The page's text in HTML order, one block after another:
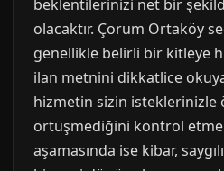
beklentilerinizi net bir
olacaktır. Çorum Ortaköy
genellikle belirli bir kitleye
ilan metnini dikkatlice
hizmetin sizin isteklerinizle
örtüşmediğini kontrol
aşamasında ise kibar,